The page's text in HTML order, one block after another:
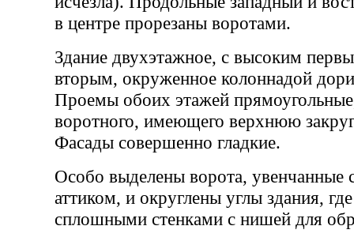
в центре прорезаны воротами.
Здание двухэтажное, с высоким
вторым, окруженное колоннадой
Проемы обоих этажей
воротного, имеющего верхнюю
Фасады совершенно гладкие.
Особо выделены ворота, увенчанные
аттиком, и округлены углы здания,
сплошными стенками с нишей для